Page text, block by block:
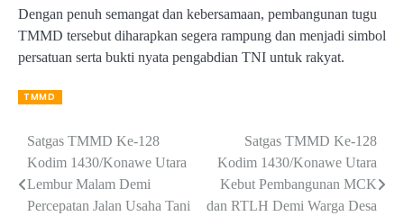
Dengan penuh semangat dan kebersamaan, pembangunan tugu
TMMD tersebut diharapkan segera rampung dan menjadi simbol
persatuan serta bukti nyata pengabdian TNI untuk rakyat.
TMMD
Post
navigation
Satgas TMMD Ke-128
Kodim 1430/Konawe Utara
Lembur Malam Demi
Percepatan Jalan Usaha Tani
Satgas TMMD Ke-128
Kodim 1430/Konawe Utara
Kebut Pembangunan MCK
dan RTLH Demi Warga Desa